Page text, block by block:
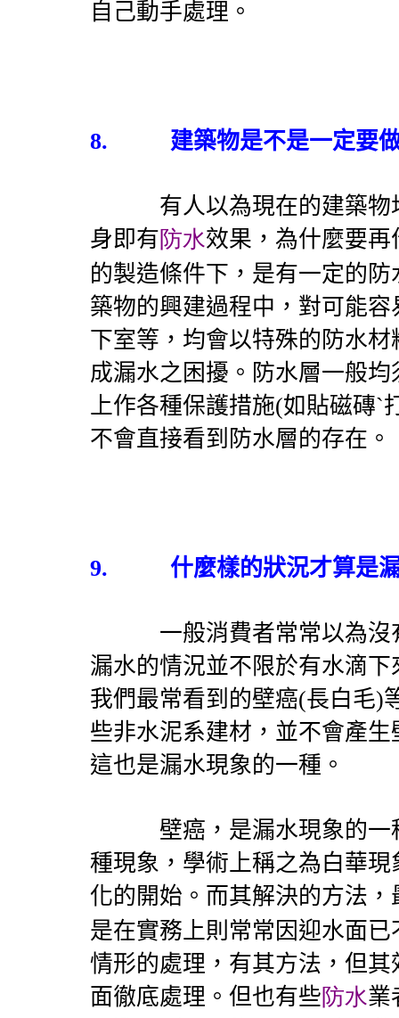
自己動手處理。
8. 建築物是不是一定要
有人以為現在的建築物均
身即有防水效果，為什麼要
的製造條件下，是有一定的
築物的興建過程中，對可能容
下室等，均會以特殊的防水
成漏水之困擾。防水層一般
上作各種保護措施(如貼磁磚ˋ
不會直接看到防水層的存在。
9. 什麼樣的狀況才算是
一般消費者常常以為沒有
漏水的情況並不限於有水滴
我們最常看到的壁癌(長白毛)
些非水泥系建材，並不會產
這也是漏水現象的一種。
壁癌，是漏水現象的一種
種現象，學術上稱之為白華
化的開始。而其解決的方法
是在實務上則常常因迎水面
情形的處理，有其方法，但
面徹底處理。但也有些防水業